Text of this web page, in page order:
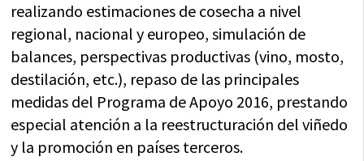
realizando estimaciones de cosecha a nivel
regional, nacional y europeo, simulación de
balances, perspectivas productivas (vino, mosto,
destilación, etc.), repaso de las principales
medidas del Programa de Apoyo 2016, prestando
especial atención a la reestructuración del viñedo
y la promoción en países terceros.